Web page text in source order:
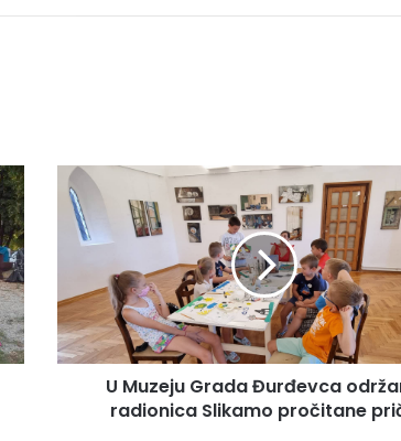
U Muzeju Grada Đurđevca
radionica Slikamo pročitane